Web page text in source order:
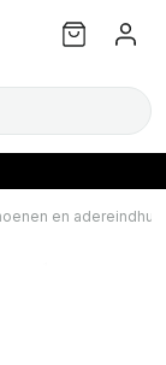
en